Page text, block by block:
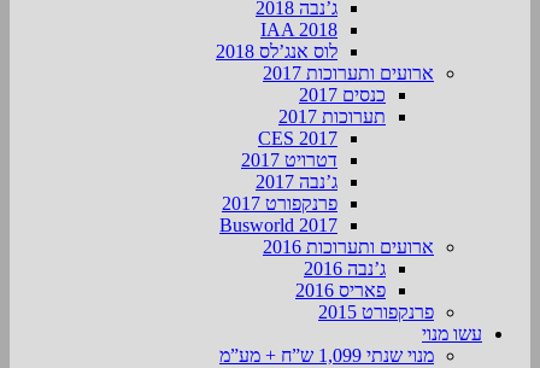
ג’נבה 2018
IAA 2018
לוס אנג’לס 2018
ארועים ותערוכות 2017
כנסים 2017
תערוכות 2017
CES 2017
דטרויט 2017
ג’נבה 2017
פרנקפורט 2017
Busworld 2017
ארועים ותערוכות 2016
ג’נבה 2016
פאריס 2016
פרנקפורט 2015
עשו מנוי
מנוי שנתי 1,099 ש”ח + מע”מ